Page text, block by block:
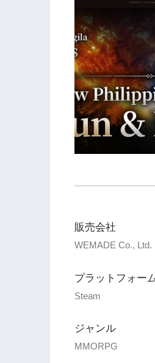
販売会社
WEMADE Co., Ltd.
プラットフォー
Steam
ジャンル
MMORPG